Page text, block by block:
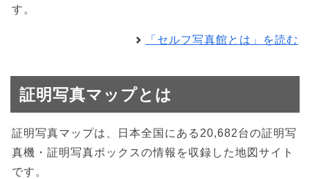
す。
「セルフ写真館とは」を読む
証明写真マップとは
証明写真マップは、日本全国にある20,682台の証明写
真機・証明写真ボックスの情報を収録した地図サイト
です。